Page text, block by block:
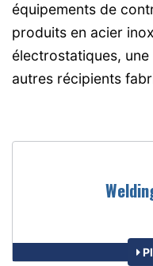
équipements de
produits en acier
électrostatiques,
autres récipients